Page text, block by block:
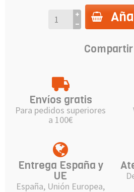
Compartir
Envíos gratis
Para pedidos superiores
a 100€
Entrega España y
UE
España, Unión Europea,